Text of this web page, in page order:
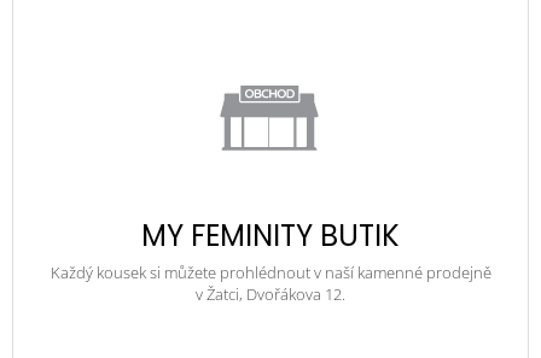
MY FEMINITY BUTIK
Každý kousek si můžete prohlédnout v naší kamenné prodejně
v Žatci, Dvořákova 12.